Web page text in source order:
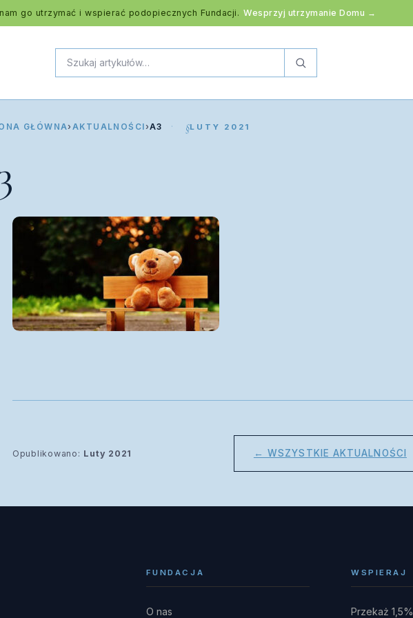
go utrzymać i wspierać podopiecznych Fundacji. Wesprzyj utrzymanie Domu →
GŁÓWNA› AKTUALNOŚCI ›A3 LUTY 2021
Opublikowano: Luty 2021 ← WSZYSTKIE AKTUALNOŚCI
FUNDACJA
O nas
WSPIERAJ
Przekaż 1,5%